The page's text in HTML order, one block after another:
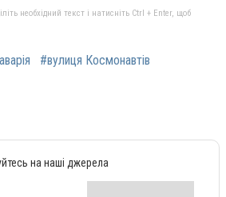
необхідний текст і натисніть Ctrl + Enter, щоб
#вулиця Космонавтів
на наші джерела